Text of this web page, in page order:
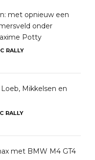
met opnieuw een
onder
Potty
RALLY
Mikkelsen en
RALLY
met BMW M4 GT4